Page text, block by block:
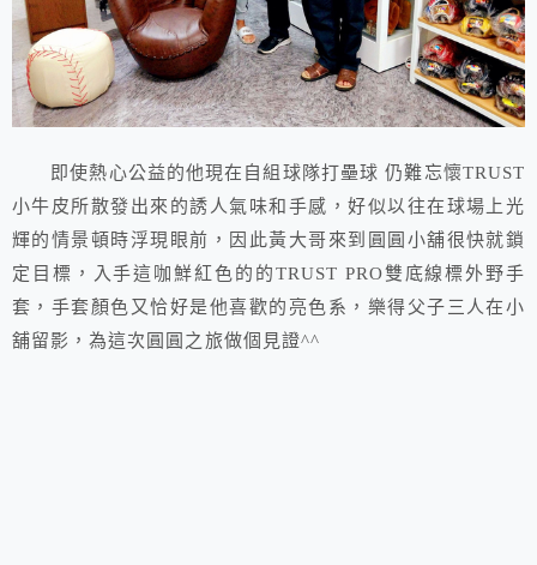
即使熱心公益的他現在自組球隊打壘球 仍難忘懷TRUST
小牛皮所散發出來的誘人氣味和手感，好似以往在球場上光
輝的情景頓時浮現眼前，因此黃大哥來到圓圓小舖很快就鎖
定目標，入手這咖鮮紅色的的TRUST PRO雙底線標外野手
套，手套顏色又恰好是他喜歡的亮色系，樂得父子三人在小
舖留影，為這次圓圓之旅做個見證^^